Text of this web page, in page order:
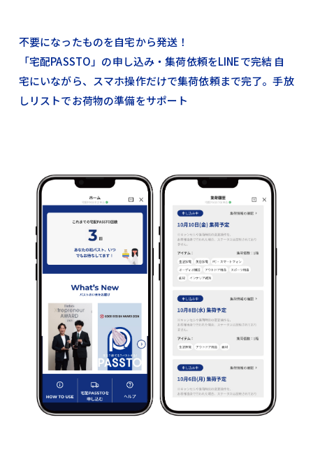
不要になったものを自宅から発送！
「宅配PASSTO」の申し込み・集荷依頼をLINEで完結 自
宅にいながら、スマホ操作だけで集荷依頼まで完了。手放
しリストでお荷物の準備をサポート